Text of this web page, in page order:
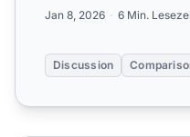
Jan 8, 2026 6 Min.
Discussion